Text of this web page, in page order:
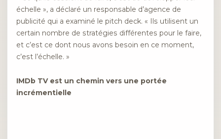
échelle », a déclaré un responsable d’agence de
publicité qui a examiné le pitch deck. « Ils utilisent un
certain nombre de stratégies différentes pour le faire,
et c’est ce dont nous avons besoin en ce moment,
c’est l’échelle. »
IMDb TV est un chemin vers une portée
incrémentielle